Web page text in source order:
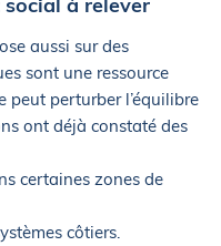
aussi sur des
sont une ressource
peut perturber l’équilibre
ont déjà constaté des
certaines zones de
côtiers.